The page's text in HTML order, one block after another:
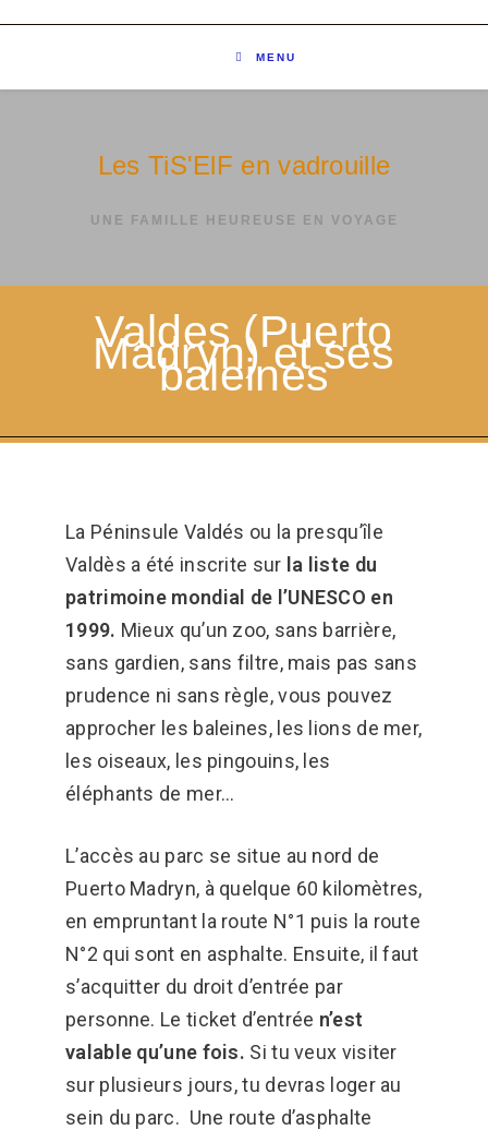
MENU
Les TiS'ElF en vadrouille
UNE FAMILLE HEUREUSE EN VOYAGE
Valdes (Puerto
Madryn) et ses
baleines
La Péninsule Valdés ou la presqu’île
Valdès a été inscrite sur la liste du
patrimoine mondial de l’UNESCO en
1999. Mieux qu’un zoo, sans barrière,
sans gardien, sans filtre, mais pas sans
prudence ni sans règle, vous pouvez
approcher les baleines, les lions de mer,
les oiseaux, les pingouins, les
éléphants de mer…
L’accès au parc se situe au nord de
Puerto Madryn, à quelque 60 kilomètres,
en empruntant la route N°1 puis la route
N°2 qui sont en asphalte. Ensuite, il faut
s’acquitter du droit d’entrée par
personne. Le ticket d’entrée n’est
valable qu’une fois. Si tu veux visiter
sur plusieurs jours, tu devras loger au
sein du parc. Une route d’asphalte